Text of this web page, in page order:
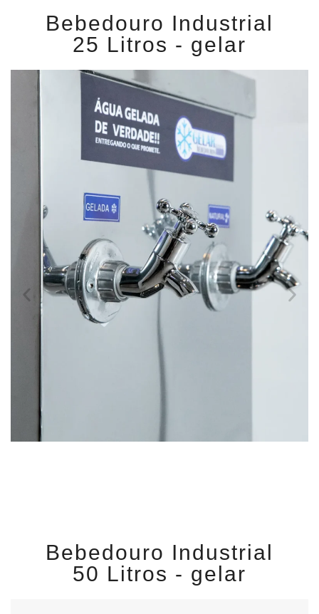
Bebedouro Industrial
25 Litros - gelar
Bebedouro Industrial
50 Litros - gelar